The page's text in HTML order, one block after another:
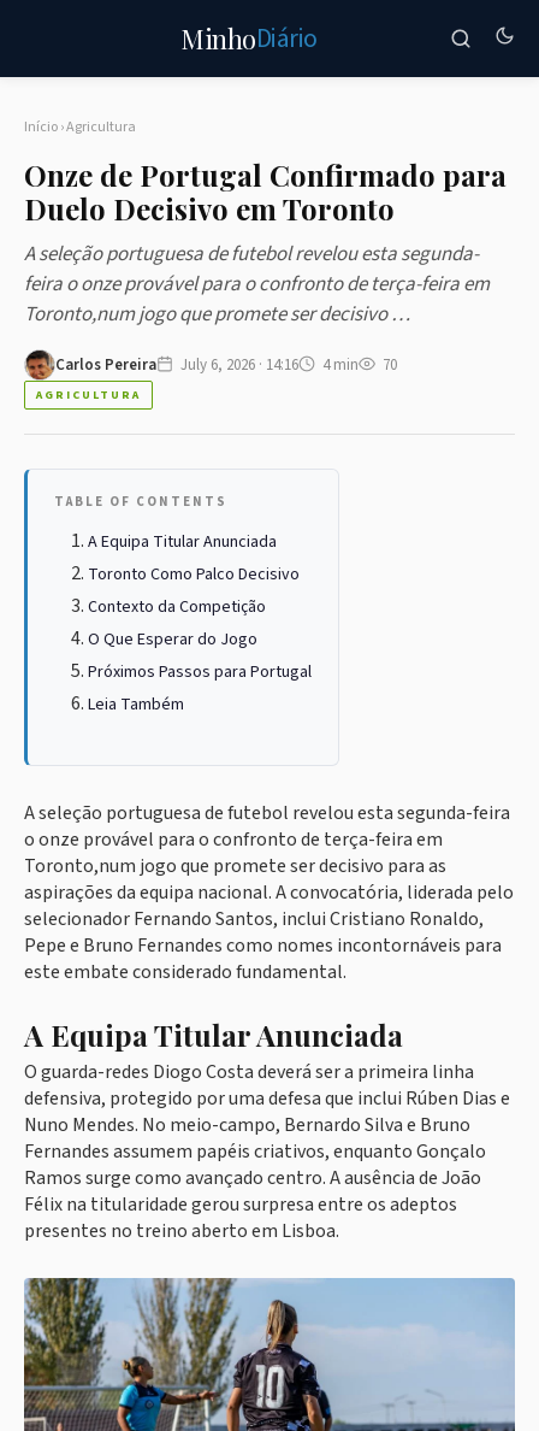
MinhoDiário
Início›Agricultura
Onze de Portugal Confirmado para
Duelo Decisivo em Toronto
A seleção portuguesa de futebol revelou esta segunda-
feira o onze provável para o confronto de terça-feira em
Toronto,num jogo que promete ser decisivo …
Carlos Pereira July 6, 2026 · 14:16 4 min 70
AGRICULTURA
TABLE OF CONTENTS
A Equipa Titular Anunciada
Toronto Como Palco Decisivo
Contexto da Competição
O Que Esperar do Jogo
Próximos Passos para Portugal
Leia Também
A seleção portuguesa de futebol revelou esta segunda-feira
o onze provável para o confronto de terça-feira em
Toronto,num jogo que promete ser decisivo para as
aspirações da equipa nacional. A convocatória, liderada pelo
selecionador Fernando Santos, inclui Cristiano Ronaldo,
Pepe e Bruno Fernandes como nomes incontornáveis para
este embate considerado fundamental.
A Equipa Titular Anunciada
O guarda-redes Diogo Costa deverá ser a primeira linha
defensiva, protegido por uma defesa que inclui Rúben Dias e
Nuno Mendes. No meio-campo, Bernardo Silva e Bruno
Fernandes assumem papéis criativos, enquanto Gonçalo
Ramos surge como avançado centro. A ausência de João
Félix na titularidade gerou surpresa entre os adeptos
presentes no treino aberto em Lisboa.